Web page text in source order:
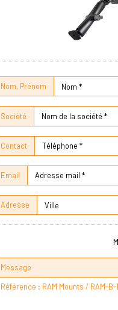
Nom, Prénom
Société
Contact
Email
Adresse
Message